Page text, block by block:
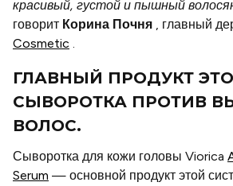
красивый, густой и пышный
говорит Корина Почня , главный
Cosmetic .
ГЛАВНЫЙ ПРОДУКТ
СЫВОРОТКА ПРОТИВ
ВОЛОС.
Сыворотка для кожи головы Viorica
Serum — основной продукт этой